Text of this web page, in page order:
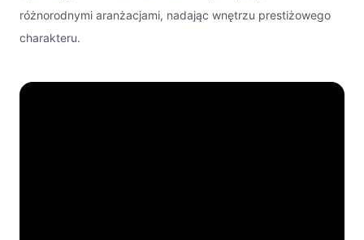
różnorodnymi aranżacjami, nadając wnętrzu prestiżowego
charakteru.